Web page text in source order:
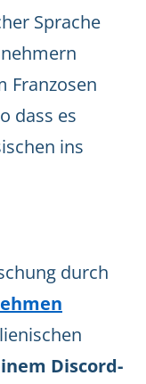
Sprache
Franzosen
dass es
ins
durch
Discord-